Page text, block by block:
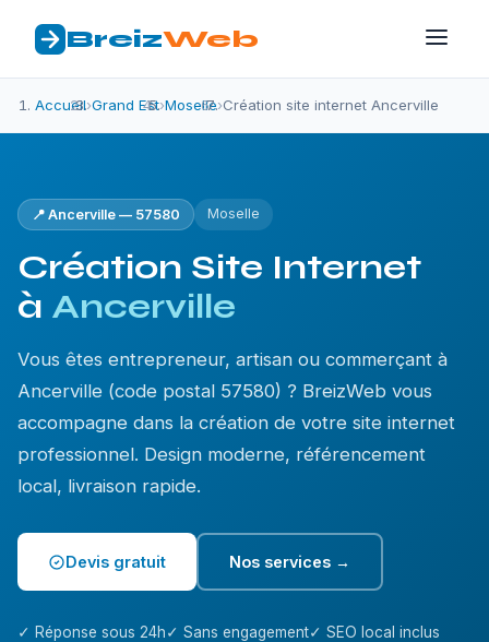
BreizWeb
Accueil›Grand Est›Moselle›Création site internet Ancerville
📍 Ancerville — 57580 Moselle
Création Site Internet
à Ancerville
Vous êtes entrepreneur, artisan ou commerçant à
Ancerville (code postal 57580) ? BreizWeb vous
accompagne dans la création de votre site internet
professionnel. Design moderne, référencement
local, livraison rapide.
Devis gratuit Nos services →
✓ Réponse sous 24h✓ Sans engagement✓ SEO local inclus